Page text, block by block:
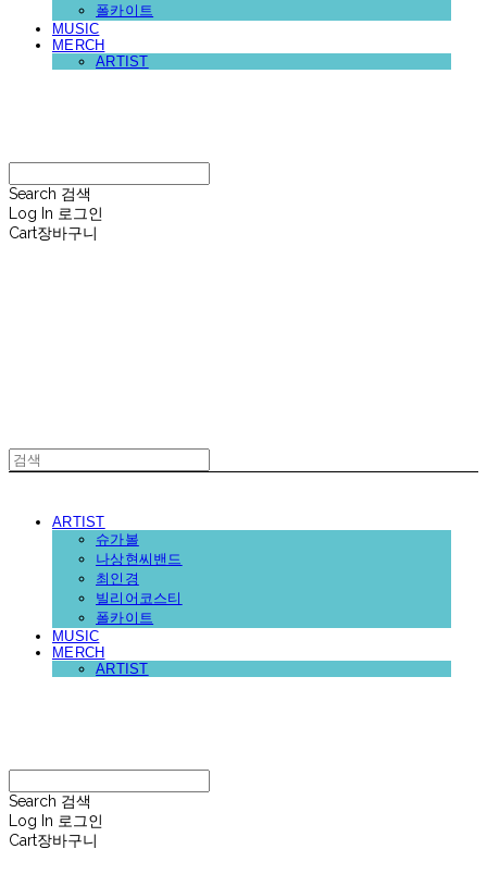
폴카이트
MUSIC
MERCH
ARTIST
Search 검색
Log In 로그인
Cart장바구니
ARTIST
슈가볼
나상현씨밴드
최인경
빌리어코스티
폴카이트
MUSIC
MERCH
ARTIST
Search 검색
Log In 로그인
Cart장바구니